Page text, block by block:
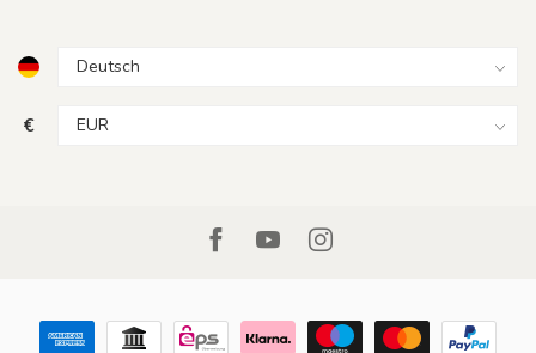
€